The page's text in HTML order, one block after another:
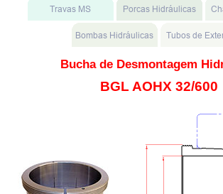
Bucha de Desmontagem
BGL AOHX 32/600